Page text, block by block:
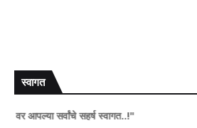
स्वागत
सर्वांचे सहर्ष स्वागत..!"